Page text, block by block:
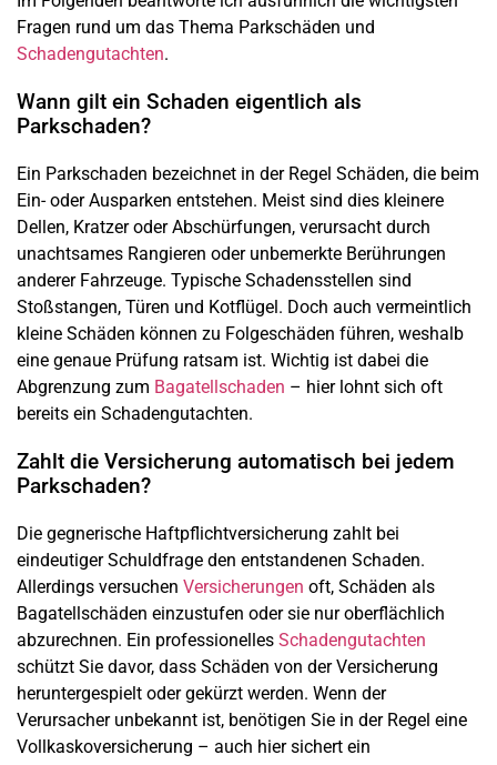
Fragen rund um das Thema Parkschäden und
Schadengutachten.
Wann gilt ein Schaden eigentlich als
Parkschaden?
Ein Parkschaden bezeichnet in der Regel Schäden, die beim
Ein- oder Ausparken entstehen. Meist sind dies kleinere
Dellen, Kratzer oder Abschürfungen, verursacht durch
unachtsames Rangieren oder unbemerkte Berührungen
anderer Fahrzeuge. Typische Schadensstellen sind
Stoßstangen, Türen und Kotflügel. Doch auch vermeintlich
kleine Schäden können zu Folgeschäden führen, weshalb
eine genaue Prüfung ratsam ist. Wichtig ist dabei die
Abgrenzung zum Bagatellschaden – hier lohnt sich oft
bereits ein Schadengutachten.
Zahlt die Versicherung automatisch bei jedem
Parkschaden?
Die gegnerische Haftpflichtversicherung zahlt bei
eindeutiger Schuldfrage den entstandenen Schaden.
Allerdings versuchen Versicherungen oft, Schäden als
Bagatellschäden einzustufen oder sie nur oberflächlich
abzurechnen. Ein professionelles Schadengutachten
schützt Sie davor, dass Schäden von der Versicherung
heruntergespielt oder gekürzt werden. Wenn der
Verursacher unbekannt ist, benötigen Sie in der Regel eine
Vollkaskoversicherung – auch hier sichert ein